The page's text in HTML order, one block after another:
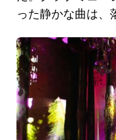
った静かな曲は、